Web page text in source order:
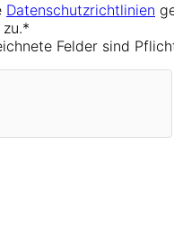
Datenschutzrichtlinien
Felder sind